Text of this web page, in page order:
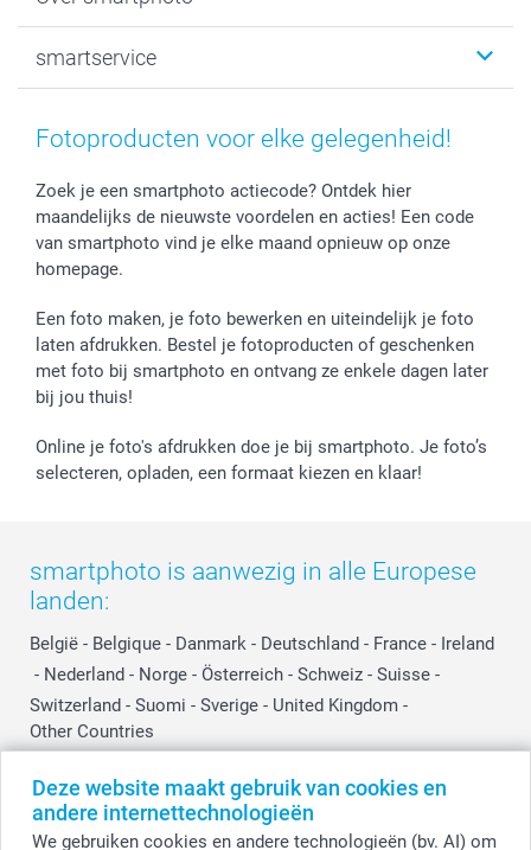
Deze website maakt gebruik van cookies en
andere internettechnologieën
We gebruiken cookies en andere technologieën (bv. AI) om
Fotoprints, Fotoposter & Fotoalbum met fotoprints
MyNameBook
Stickers en Etiketten
Fotokalenders & Fotoagenda's
Baby
Communie- en Lentefeest
Geschenken voor hem
Moederdag
Vaderdag
Verjaardag
Geboorte
Duurzaamheid
Voorwaarden
Klachtenregeling
Wettelijke garantie
Privacybeleid
Cookiebeleid
Prijslijst
Jobs & Stages
Investor Relations
smartservice
smartgarantie
Betalingsmogelijkheden
Grote bestellingen
Levering
Mijn orderstatus
smartfriends
Fotoproducten voor elke gelegenheid!
Zoek je een smartphoto actiecode? Ontdek hier
maandelijks de nieuwste voordelen en acties! Een code
van smartphoto vind je elke maand opnieuw op onze
homepage.
Een foto maken, je foto bewerken en uiteindelijk je foto
laten afdrukken. Bestel je fotoproducten of geschenken
met foto bij smartphoto en ontvang ze enkele dagen later
bij jou thuis!
Online je foto's afdrukken doe je bij smartphoto. Je foto’s
selecteren, opladen, een formaat kiezen en klaar!
smartphoto is aanwezig in alle Europese
landen:
België - Belgique - Danmark - Deutschland - France - Ireland
- Nederland - Norge - Österreich - Schweiz - Suisse -
Switzerland - Suomi - Sverige - United Kingdom -
Other Countries
Alle prijzen zijn in EURO (€) inclusief BTW en exclusief verzendkosten.